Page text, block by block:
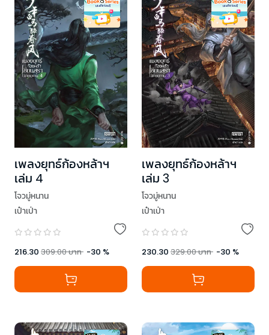
เพลงยุทธ์ก้องหล้าฯ
เล่ม 4
โจวมู่หนาน
เป๋าเป่า
216.30 309.00บาท -30 %
เพลงยุทธ์ก้องหล้าฯ
เล่ม 3
โจวมู่หนาน
เป๋าเป่า
230.30 329.00บาท -30 %